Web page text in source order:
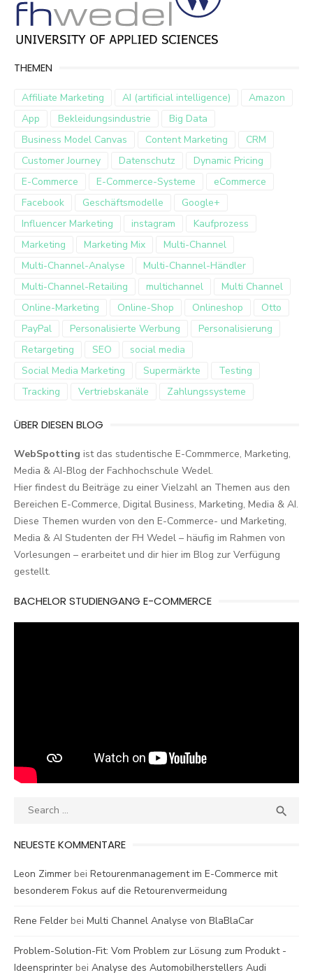
THEMEN
Affiliate Marketing AI (artificial intelligence)
Amazon
App
Bekleidungsindustrie
Big Data
Business Model Canvas
Content Marketing
CRM
Customer Journey
Datenschutz
Dynamic Pricing
E-Commerce
E-Commerce-Systeme
eCommerce
Facebook
Geschäftsmodelle
Google+
Influencer Marketing
instagram
Kaufprozess
Marketing
Marketing Mix
Multi-Channel
Multi-Channel-Analyse
Multi-Channel-Händler
Multi-Channel-Retailing
multichannel
Multi Channel
Online-Marketing
Online-Shop Onlineshop
Otto
PayPal
Personalisierte Werbung
Personalisierung
Retargeting
SEO
social media
Social Media Marketing
Supermärkte
Testing
Tracking
Vertriebskanäle Zahlungssysteme
ÜBER DIESEN BLOG
WebSpotting ist das studentische E-Commmerce, Marketing,
Media & AI-Blog der Fachhochschule Wedel.
Hier findest du Beiträge zu einer Vielzahl an Themen aus den
Bereichen E-Commerce, Digital Business, Marketing, Media & AI.
Diese Themen wurden von den E-Commerce- und Marketing,
Media & AI Studenten der FH Wedel – häufig im Rahmen von
Vorlesungen – erarbeitet und dir hier im Blog zur Verfügung
gestellt.
BACHELOR STUDIENGANG E-COMMERCE
Search

NEUESTE KOMMENTARE
Leon Zimmer bei Retourenmanagement im E-Commerce mit
besonderem Fokus auf die Retourenvermeidung
Rene Felder bei Multi Channel Analyse von BlaBlaCar
Problem-Solution-Fit: Vom Problem zur Lösung zum Produkt -
Ideensprinter bei Analyse des Automobilherstellers Audi